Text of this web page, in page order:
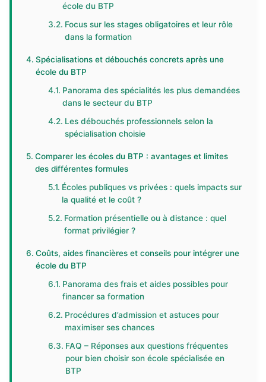
école du BTP
Focus sur les stages obligatoires et leur rôle
dans la formation
Spécialisations et débouchés concrets après une
école du BTP
Panorama des spécialités les plus demandées
dans le secteur du BTP
Les débouchés professionnels selon la
spécialisation choisie
Comparer les écoles du BTP : avantages et limites
des différentes formules
Écoles publiques vs privées : quels impacts sur
la qualité et le coût ?
Formation présentielle ou à distance : quel
format privilégier ?
Coûts, aides financières et conseils pour intégrer une
école du BTP
Panorama des frais et aides possibles pour
financer sa formation
Procédures d’admission et astuces pour
maximiser ses chances
FAQ – Réponses aux questions fréquentes
pour bien choisir son école spécialisée en
BTP